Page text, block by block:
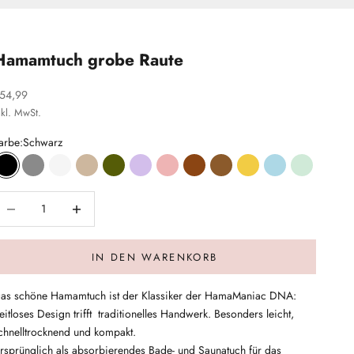
grobe Raute
MwSt.
Schwarz
Schwarz
Grau WeißBeigeOlivgrünFliederRosé KupferBraunGelb Hellblau
Mint
IN DEN WARENKORB
schöne Hamamtuch ist der Klassiker der HamaManiac DNA:
Design trifft traditionelles Handwerk. Besonders leicht,
und kompakt.
als absorbierendes Bade- und Saunatuch für das